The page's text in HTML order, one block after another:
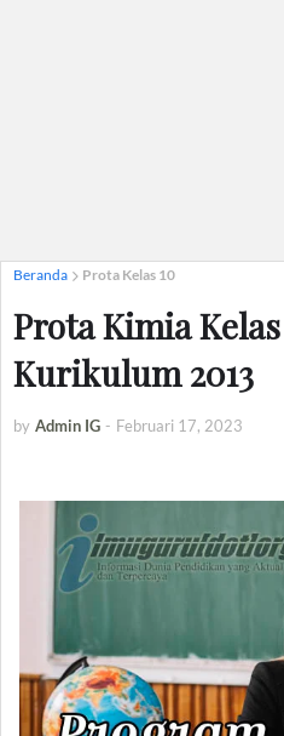
Beranda Prota Kelas 10
Prota Kimia
Kurikulum 2013
by Admin IG - Februari 17, 2023